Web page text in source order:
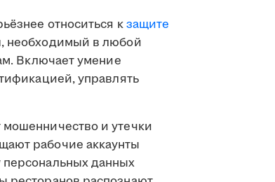
относиться кзащите
необходимый в любой
Включает умение
управлять
и утечки
рабочие аккаунты
данных